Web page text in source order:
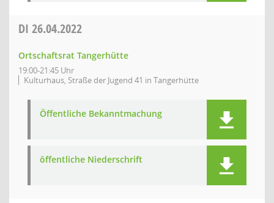
DI 26.04.2022
Ortschaftsrat Tangerhütte
19:00-21:45 Uhr
Kulturhaus, Straße der Jugend 41 in Tangerhütte
Öffentliche Bekanntmachung
öffentliche Niederschrift